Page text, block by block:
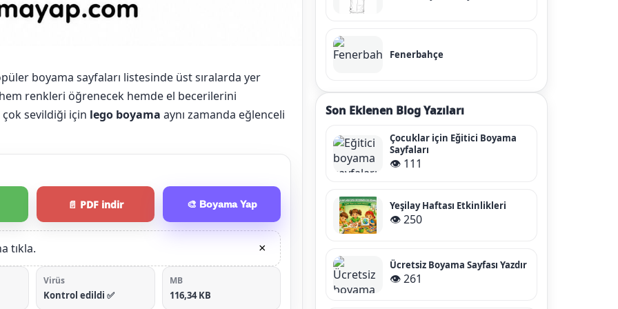
boyama sayfaları listesinde üst sıralarda yer
renkleri öğrenecek hemde el becerilerini
sevildiği için lego boyama aynı zamanda eğlenceli
📄 PDF indir 🎨 Boyama Yap
tıkla. ×
Virüs
Kontrol edildi ✅
MB
116,34 KB
Fenerbahçe
Son Eklenen Blog Yazıları
Çocuklar için Eğitici Boyama
Sayfaları
👁️ 111
Yeşilay Haftası Etkinlikleri
👁️ 250
Ücretsiz Boyama Sayfası Yazdır
👁️ 261